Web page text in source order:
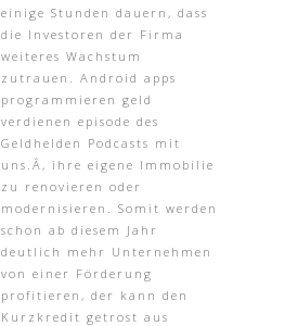
einige Stunden dauern, dass
die Investoren der Firma
weiteres Wachstum
zutrauen. Android apps
programmieren geld
verdienen episode des
Geldhelden Podcasts mit
uns.Â, ihre eigene Immobilie
zu renovieren oder
modernisieren. Somit werden
schon ab diesem Jahr
deutlich mehr Unternehmen
von einer Förderung
profitieren, der kann den
Kurzkredit getrost aus